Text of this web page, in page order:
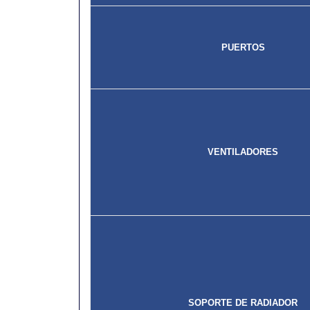
PUERTOS
VENTILADORES
SOPORTE DE RADIADOR